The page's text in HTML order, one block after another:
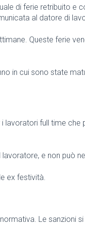
di ferie retribuito
al datore di
Queste ferie
in cui sono state
full time
e non può
ex festività.
Le sanzioni